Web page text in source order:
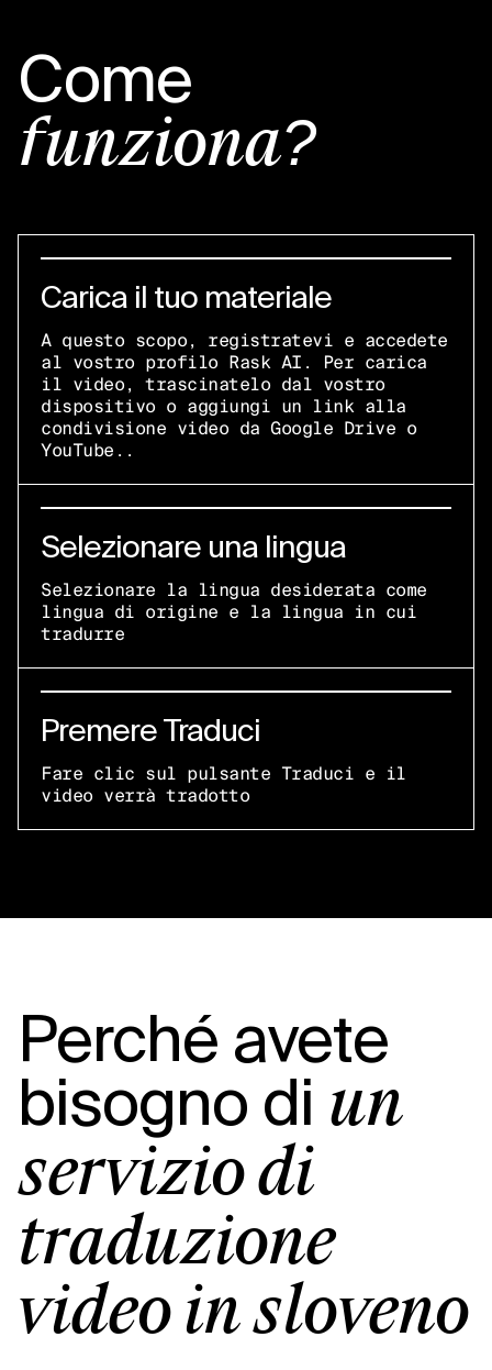
Come
funziona?
Carica il tuo materiale
A questo scopo, registratevi e accedete
al vostro profilo Rask AI. Per carica
il video, trascinatelo dal vostro
dispositivo o aggiungi un link alla
condivisione video da Google Drive o
YouTube..
Selezionare una lingua
Selezionare la lingua desiderata come
lingua di origine e la lingua in cui
tradurre
Premere Traduci
Fare clic sul pulsante Traduci e il
video verrà tradotto
Perché avete
bisogno di un
servizio di
traduzione
video in sloveno